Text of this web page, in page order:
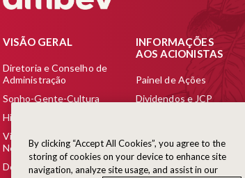
VISÃO GERAL
Diretoria e Conselho de
Administração
Sonho-Gente-Cultura
Histórico
Visão dos Nossos
Negócios
Destaques Financeiros
INFORMAÇÕES
AOS ACIONISTAS
Painel de Ações
Dividendos e JCP
Consenso de Projeções
Informações sobre Bolsas
By clicking “Accept All Cookies”, you agree to the
storing of cookies on your device to enhance site
navigation, analyze site usage, and assist in our